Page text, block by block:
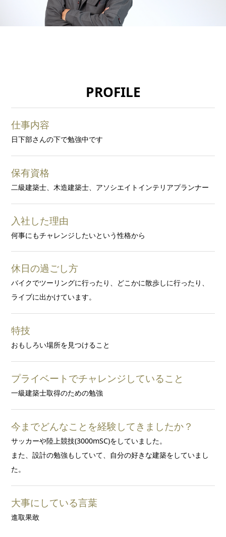
PROFILE
仕事内容
日下部さんの下で勉強中です
保有資格
二級建築士、木造建築士、アソシエイトインテリアプランナー
入社した理由
何事にもチャレンジしたいという性格から
休日の過ごし方
バイクでツーリングに行ったり、どこかに散歩しに行ったり、
ライブに出かけています。
特技
おもしろい場所を見つけること
プライベートでチャレンジしていること
一級建築士取得のための勉強
今までどんなことを経験してきましたか？
サッカーや陸上競技(3000mSC)をしていました。
また、設計の勉強もしていて、自分の好きな建築をしていまし
た。
大事にしている言葉
進取果敢